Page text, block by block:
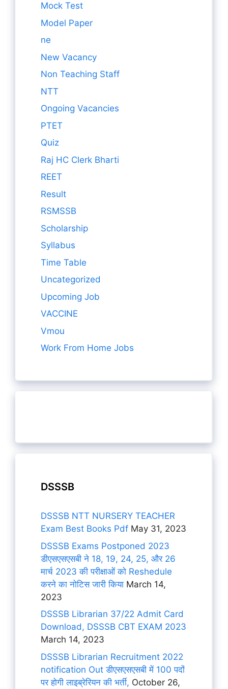
Mock Test
Model Paper
ne
New Vacancy
Non Teaching Staff
NTT
Ongoing Vacancies
PTET
Quiz
Raj HC Clerk Bharti
REET
Result
RSMSSB
Scholarship
Syllabus
Time Table
Uncategorized
Upcoming Job
VACCINE
Vmou
Work From Home Jobs
DSSSB
DSSSB NTT NURSERY TEACHER
Exam Best Books Pdf May 31, 2023
DSSSB Exams Postponed 2023
डीएसएसएसबी ने 18, 19, 24, 25, और 26
मार्च 2023 की परीक्षाओं को Reshedule
करने का नोटिस जारी किया March 14,
2023
DSSSB Librarian 37/22 Admit Card
Download, DSSSB CBT EXAM 2023
March 14, 2023
DSSSB Librarian Recruitment 2022
notification Out डीएसएसएसबी में 100 पदों
पर होगी लाइब्रेरियन की भर्ती, October 26,